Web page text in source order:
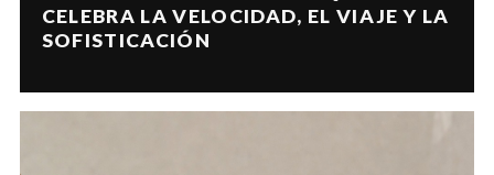
CELEBRA LA VELOCIDAD, EL VIAJE Y LA
SOFISTICACIÓN